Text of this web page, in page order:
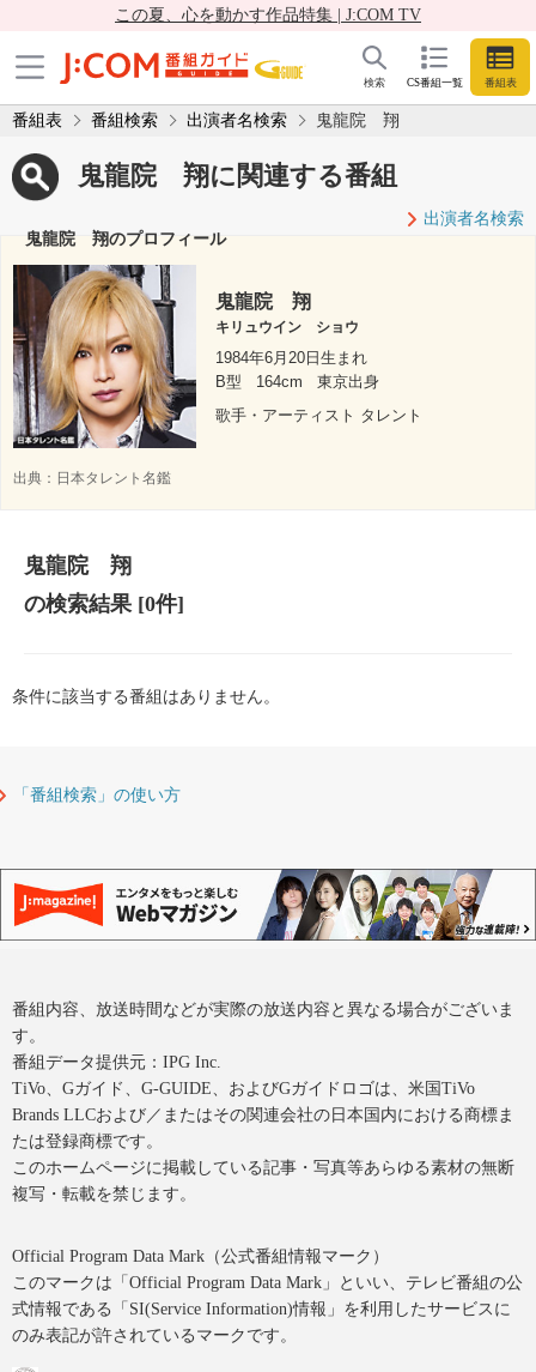
この夏、心を動かす作品特集 | J:COM TV
CS番組一覧 番組表
検索
番組表 番組検索 出演者名検索 鬼龍院 翔
鬼龍院 翔に関連する番組
出演者名検索
鬼龍院 翔のプロフィール
鬼龍院 翔
キリュウイン ショウ
1984年6月20日生まれ
B型
164cm
東京出身
歌手・アーティスト タレント
出典： 日本タレント名鑑
鬼龍院 翔
の検索結果[0件]
条件に該当する番組はありません。
「番組検索」の使い方
番組内容、放送時間などが実際の放送内容と異なる場合がございま
す。
番組データ提供元：IPG Inc.
TiVo、Gガイド、G-GUIDE、およびGガイドロゴは、米国TiVo
Brands LLCおよび／またはその関連会社の日本国内における商標ま
たは登録商標です。
このホームページに掲載している記事・写真等あらゆる素材の無断
複写・転載を禁じます。
Official Program Data Mark（公式番組情報マーク）
このマークは「Official Program Data Mark」といい、テレビ番組の公
式情報である「SI(Service Information)情報」を利用したサービスに
のみ表記が許されているマークです。